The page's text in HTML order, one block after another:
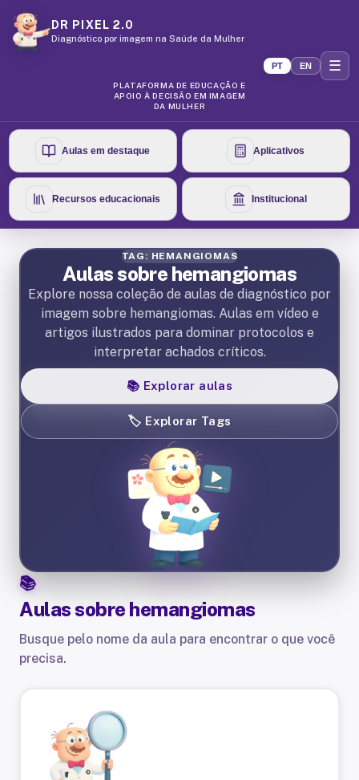
DR PIXEL 2.0
Diagnóstico por imagem na Saúde da Mulher
PLATAFORMA DE EDUCAÇÃO E
APOIO À DECISÃO EM IMAGEM
DA MULHER
PT EN ☰
Aulas em destaque Aplicativos
Recursos educacionais Institucional
TAG: HEMANGIOMAS
Aulas sobre hemangiomas
Explore nossa coleção de aulas de diagnóstico por
imagem sobre hemangiomas. Aulas em vídeo e
artigos ilustrados para dominar protocolos e
interpretar achados críticos.
📚 Explorar aulas
🏷️ Explorar Tags
Aulas sobre hemangiomas
Busque pelo nome da aula para encontrar o que você
precisa.